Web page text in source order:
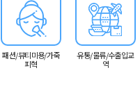
패션/뷰티미용/가죽
피혁
유통/물류/수출입교
역